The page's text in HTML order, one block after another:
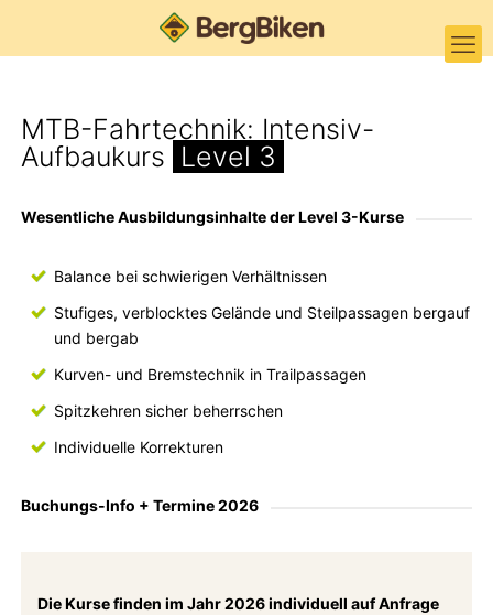
MTB-Fahrtechnik: Intensiv-
Aufbaukurs Level 3
Wesentliche Ausbildungsinhalte der Level 3-Kurse
Balance bei schwierigen Verhältnissen
Stufiges, verblocktes Gelände und Steilpassagen bergauf
und bergab
Kurven- und Bremstechnik in Trailpassagen
Spitzkehren sicher beherrschen
Individuelle Korrekturen
Buchungs-Info + Termine 2026
Die Kurse finden im Jahr 2026 individuell auf Anfrage